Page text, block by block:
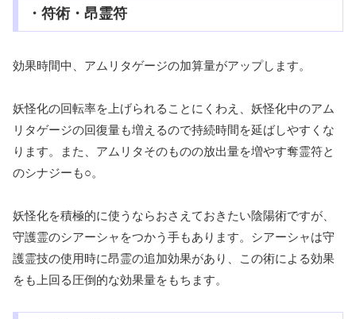
・符術・昂霊符
効果時間中、アムリタゲージの加算量がアップします。
妖怪化の回転率を上げられることにくわえ、妖怪化中のアム
リタゲージの回復量も増えるので持続時間を延ばしやすくな
ります。また、アムリタそのものの放出量を増やす奪霊符と
のシナジーも○。
妖怪化を積極的に使うならおさえておきたい陰陽術ですが、
守護霊のシアーシャをつかう手もあります。シアーシャは守
護霊技の使用時に昂霊の追加効果があり、この術による効果
をも上回る圧倒的な効果量をもちます。